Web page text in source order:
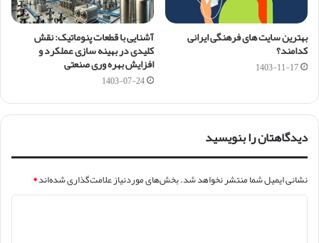
بهترین سایت های فرهنگی ایرانی
کدامند؟
1403-11-17
آشنایی با قطعات پنوماتیک: نقش
کلیدی در بهینه سازی عملکرد و
افزایش بهره وری صنعتی
1403-07-24
دیدگاهتان را بنویسید
نشانی ایمیل شما منتشر نخواهد شد.بخش‌های موردنیاز علامت‌گذاری شده‌اند*